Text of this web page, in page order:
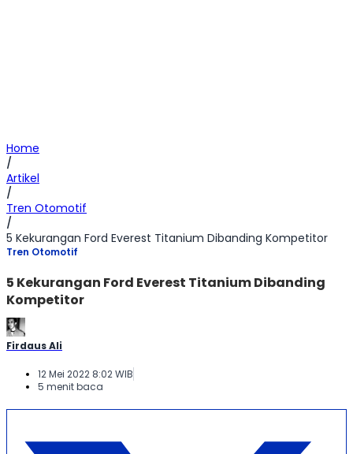
Home
/
Artikel
/
Tren Otomotif
/
5 Kekurangan Ford Everest Titanium Dibanding Kompetitor
Tren Otomotif
5 Kekurangan Ford Everest Titanium Dibanding
Kompetitor
Firdaus Ali
12 Mei 2022 8:02 WIB
5 menit baca